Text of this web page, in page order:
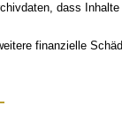
dass
finanzielle